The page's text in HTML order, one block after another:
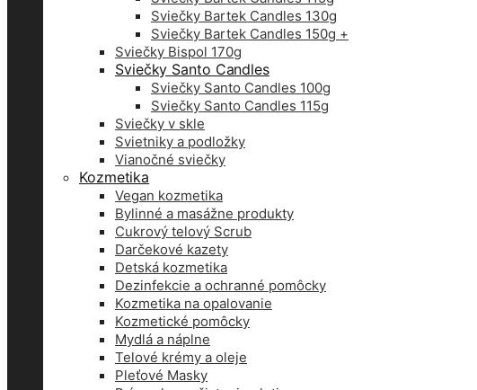
Sviečky Bartek Candles 130g
Sviečky Bartek Candles 150g +
Sviečky Bispol 170g
Sviečky Santo Candles
Sviečky Santo Candles 100g
Sviečky Santo Candles 115g
Sviečky v skle
Svietniky a podložky
Vianočné sviečky
Kozmetika
Vegan kozmetika
Bylinné a masážne produkty
Cukrový telový Scrub
Darčekové kazety
Detská kozmetika
Dezinfekcie a ochranné pomôcky
Kozmetika na opalovanie
Kozmetické pomôcky
Mydlá a náplne
Telové krémy a oleje
Pleťové Masky